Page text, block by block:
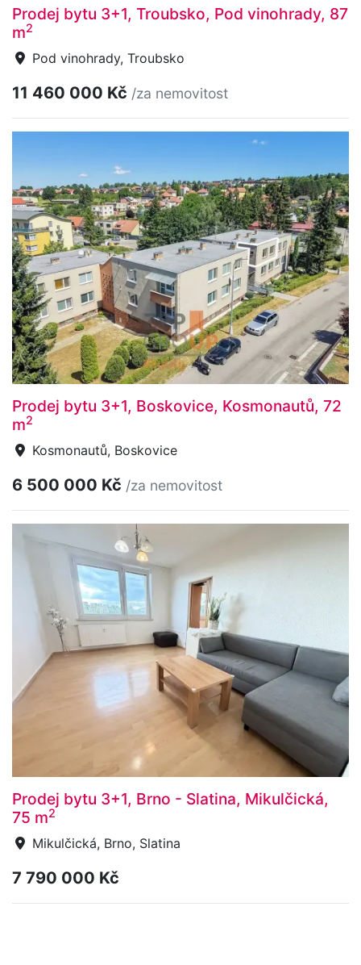
Prodej bytu 3+1, Troubsko, Pod vinohrady, 87
m2
Pod vinohrady, Troubsko
11 460 000 Kč /za nemovitost
Prodej bytu 3+1, Boskovice, Kosmonautů, 72
m2
Kosmonautů, Boskovice
6 500 000 Kč /za nemovitost
Prodej bytu 3+1, Brno - Slatina, Mikulčická,
75 m2
Mikulčická, Brno, Slatina
7 790 000 Kč